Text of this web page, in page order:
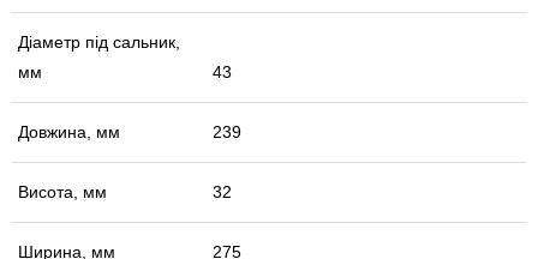
Діаметр під сальник,
мм
43
Довжина, мм 239
Висота, мм 32
Ширина, мм 275